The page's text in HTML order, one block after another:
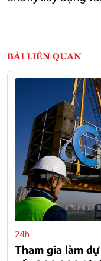
BÀI LIÊN QUAN
24h
Tham gia làm